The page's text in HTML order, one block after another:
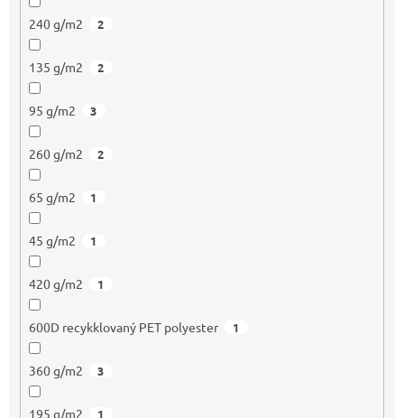
240 g/m2 2
135 g/m2 2
95 g/m2 3
260 g/m2 2
65 g/m2 1
45 g/m2 1
420 g/m2 1
600D recykklovaný PET polyester 1
360 g/m2 3
195 g/m2 1